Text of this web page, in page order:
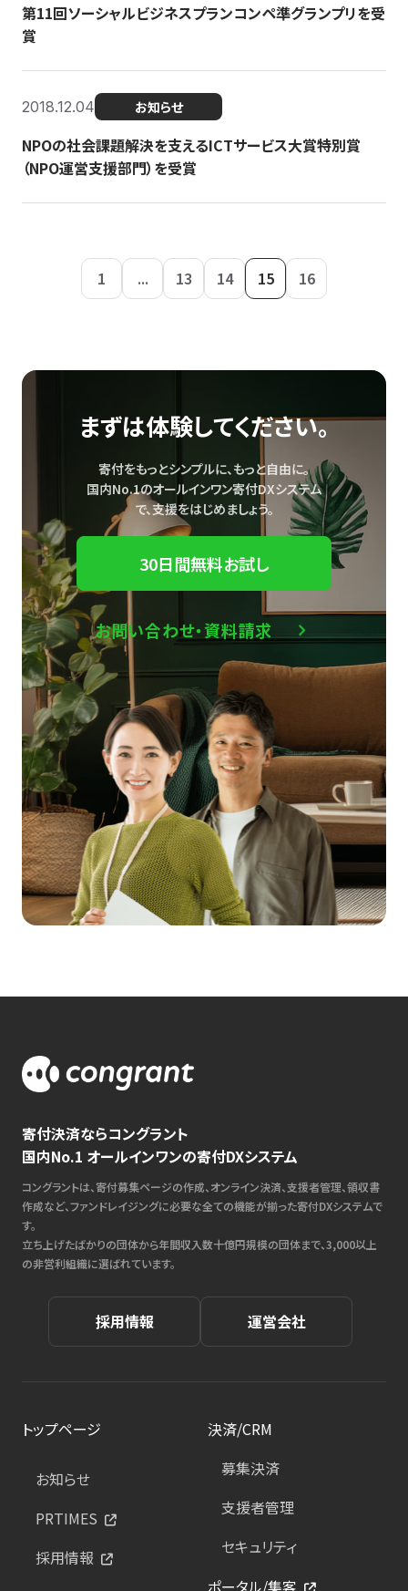
第11回ソーシャルビジネスプランコンペ準グランプリを受
賞
2018.12.04 お知らせ
NPOの社会課題解決を支えるICTサービス大賞特別賞
（NPO運営支援部門）を受賞
1 ... 13 14 15 16
まずは体験してください。
寄付をもっとシンプルに、もっと自由に。
国内No.1のオールインワン寄付DXシステム
で、支援をはじめましょう。
30日間無料お試し
お問い合わせ・資料請求
寄付決済ならコングラント
国内No.1 オールインワンの寄付DXシステム
コングラントは、寄付募集ページの作成、オンライン決済、支援者管理、領収書
作成など、ファンドレイジングに必要な全ての機能が揃った寄付DXシステムで
す。
立ち上げたばかりの団体から年間収入数十億円規模の団体まで、3,000以上
の非営利組織に選ばれています。
採用情報 運営会社
トップページ
お知らせ
PRTIMES
採用情報
決済/CRM
募集決済
支援者管理
セキュリティ
ポータル/集客